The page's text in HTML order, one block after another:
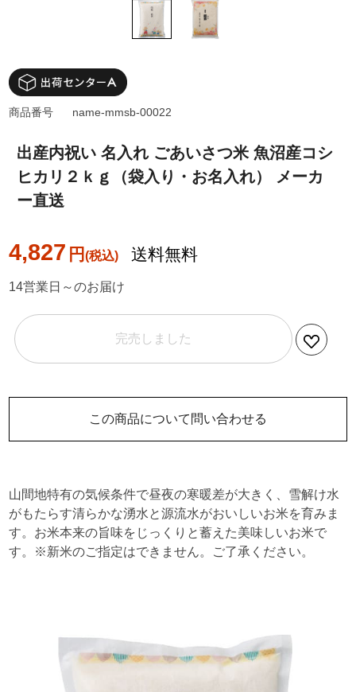
出産内祝い 名入れ ごあいさつ米 魚沼産コシ
ヒカリ２ｋｇ（袋入り・お名入れ） メーカ
ー直送
4,827 円 送料無料
商品番号 name-mmsb-00022
14営業日～のお届け
完売しました
この商品について問い合わせる
山間地特有の気候条件で昼夜の寒暖差が大きく、雪解け水
がもたらす清らかな湧水と源流水がおいしいお米を育みま
す。お米本来の旨味をじっくりと蓄えた美味しいお米で
す。※新米のご指定はできません。ご了承ください。